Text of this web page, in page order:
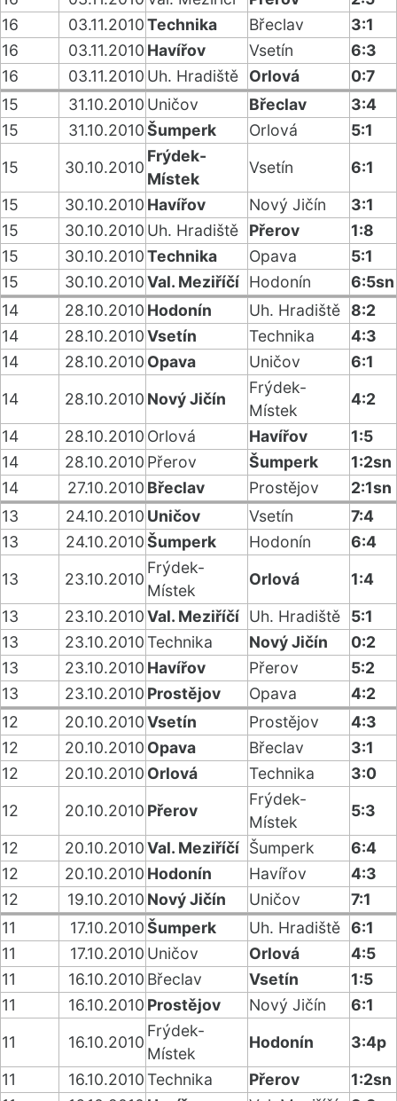
16
03.11.2010Technika Břeclav
3:1
16
03.11.2010 Havířov Vsetín
6:3
16
03.11.2010 Uh. Hradiště Orlová
0:7
15
31.10.2010 Uničov Břeclav
3:4
15
31.10.2010Šumperk Orlová
5:1
15
30.10.2010
Frýdek-
Místek
Vsetín
6:1
15
30.10.2010 Havířov Nový Jičín
3:1
15
30.10.2010 Uh. Hradiště Přerov
1:8
15
30.10.2010Technika Opava
5:1
15
30.10.2010Val. Meziříčí Hodonín
6:5sn
14
28.10.2010 Hodonín Uh. Hradiště
8:2
14
28.10.2010Vsetín Technika
4:3
14
28.10.2010 Opava Uničov
6:1
14
28.10.2010 Nový Jičín
Frýdek-
Místek
4:2
14
28.10.2010 Orlová Havířov
1:5
14
28.10.2010 Přerov Šumperk
1:2sn
14
27.10.2010 Břeclav Prostějov
2:1sn
13
24.10.2010 Uničov Vsetín
7:4
13
24.10.2010Šumperk Hodonín
6:4
13
23.10.2010
Frýdek-
Místek
Orlová
1:4
13
23.10.2010Val. Meziříčí Uh. Hradiště
5:1
13
23.10.2010Technika Nový Jičín
0:2
13
23.10.2010 Havířov Přerov
5:2
13
23.10.2010 Prostějov Opava
4:2
12
20.10.2010Vsetín Prostějov
4:3
12
20.10.2010 Opava Břeclav
3:1
12
20.10.2010 Orlová Technika
3:0
12
20.10.2010 Přerov
Frýdek-
Místek
5:3
12
20.10.2010Val. Meziříčí Šumperk
6:4
12
20.10.2010 Hodonín Havířov
4:3
12
19.10.2010 Nový Jičín Uničov
7:1
11
17.10.2010Šumperk Uh. Hradiště 6:1
11
17.10.2010 Uničov Orlová
4:5
11
16.10.2010 Břeclav Vsetín
1:5
11
16.10.2010 Prostějov Nový Jičín
6:1
11
16.10.2010
Frýdek-
Místek
Hodonín
3:4p
11
16.10.2010Technika Přerov
1:2sn